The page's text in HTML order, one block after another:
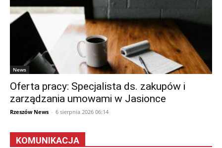
News
Oferta pracy: Specjalista ds. zakupów i
zarządzania umowami w Jasionce
Rzeszów News - 6 sierpnia 2026 06:14
KOMUNIKACJA